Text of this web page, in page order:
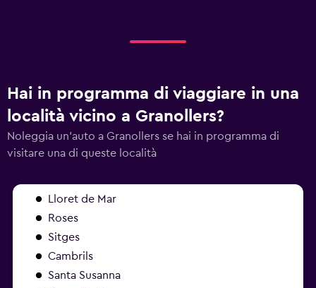
Hai in programma di viaggiare in una
località vicino a Granollers?
Noleggia un'auto a Granollers se hai in programma di
visitare una di queste località
Lloret de Mar
Roses
Sitges
Cambrils
Santa Susanna